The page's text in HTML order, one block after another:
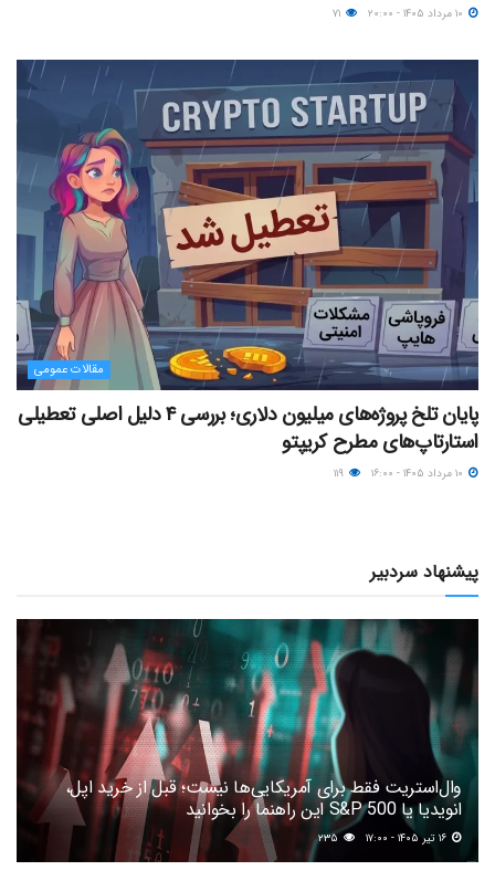
مقالات عمومی
پایان تلخ پروژه‌های میلیون دلاری؛ بررسی ۴ دلیل اصلی تعطیلی
استارتاپ‌های مطرح کریپتو
پیشنهاد سردبیر
وال‌استریت فقط برای آمریکایی‌ها نیست؛ قبل از خرید اپل،
انویدیا یا S&P 500 این راهنما را بخوانید
۲۳۵